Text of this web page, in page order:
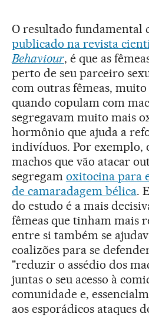
O resultado fundamental
publicado na revista
Behaviour, é que as
perto de seu parceiro
com outras fêmeas,
quando copulam com
segregavam muito mais
hormônio que ajuda a
indivíduos. Por exemplo,
machos que vão atacar
segregam oxitocina para
de camaradagem bélica.
do estudo é a mais
fêmeas que tinham mais
entre si também se
coalizões para se
"reduzir o assédio dos
juntas o seu acesso à
comunidade e,
aos esporádicos ataques